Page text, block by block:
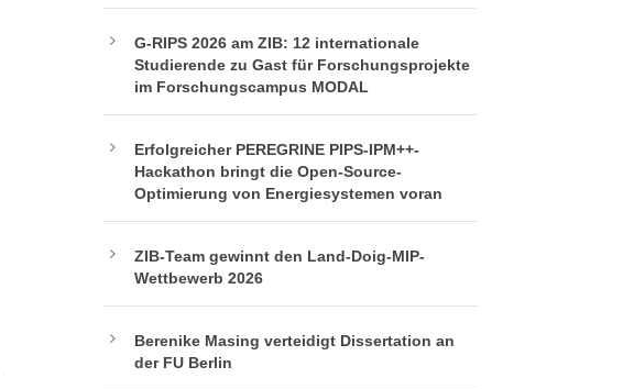
G-RIPS 2026 am ZIB: 12 internationale
Studierende zu Gast für Forschungsprojekte
im Forschungscampus MODAL
Erfolgreicher PEREGRINE PIPS-IPM++-
Hackathon bringt die Open-Source-
Optimierung von Energiesystemen voran
ZIB-Team gewinnt den Land-Doig-MIP-
Wettbewerb 2026
Berenike Masing verteidigt Dissertation an
der FU Berlin